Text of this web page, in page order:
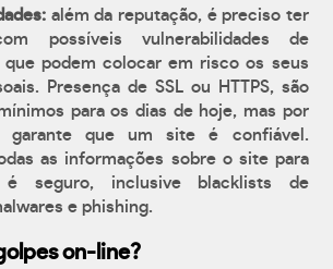
além da reputação, é preciso ter
possíveis vulnerabilidades de
que podem colocar em risco os seus
Presença de SSL ou HTTPS, são
para os dias de hoje, mas por
que um site é confiável.
as informações sobre o site para
seguro, inclusive blacklists de
e phishing.
on-line?